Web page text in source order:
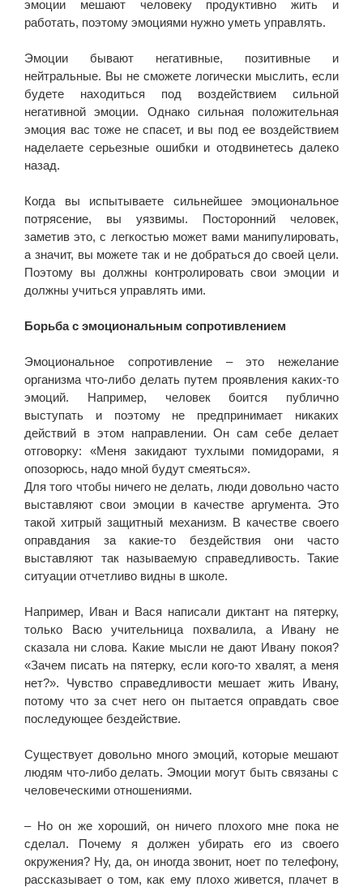
эмоции мешают человеку продуктивно жить и
работать, поэтому эмоциями нужно уметь управлять.
Эмоции бывают негативные, позитивные и
нейтральные. Вы не сможете логически мыслить, если
будете находиться под воздействием сильной
негативной эмоции. Однако сильная положительная
эмоция вас тоже не спасет, и вы под ее воздействием
наделаете серьезные ошибки и отодвинетесь далеко
назад.
Когда вы испытываете сильнейшее эмоциональное
потрясение, вы уязвимы. Посторонний человек,
заметив это, с легкостью может вами манипулировать,
а значит, вы можете так и не добраться до своей цели.
Поэтому вы должны контролировать свои эмоции и
должны учиться управлять ими.
Борьба с эмоциональным сопротивлением
Эмоциональное сопротивление – это нежелание
организма что-либо делать путем проявления каких-то
эмоций. Например, человек боится публично
выступать и поэтому не предпринимает никаких
действий в этом направлении. Он сам себе делает
отговорку: «Меня закидают тухлыми помидорами, я
опозорюсь, надо мной будут смеяться».
Для того чтобы ничего не делать, люди довольно часто
выставляют свои эмоции в качестве аргумента. Это
такой хитрый защитный механизм. В качестве своего
оправдания за какие-то бездействия они часто
выставляют так называемую справедливость. Такие
ситуации отчетливо видны в школе.
Например, Иван и Вася написали диктант на пятерку,
только Васю учительница похвалила, а Ивану не
сказала ни слова. Какие мысли не дают Ивану покоя?
«Зачем писать на пятерку, если кого-то хвалят, а меня
нет?». Чувство справедливости мешает жить Ивану,
потому что за счет него он пытается оправдать свое
последующее бездействие.
Существует довольно много эмоций, которые мешают
людям что-либо делать. Эмоции могут быть связаны с
человеческими отношениями.
– Но он же хороший, он ничего плохого мне пока не
сделал. Почему я должен убирать его из своего
окружения? Ну, да, он иногда звонит, ноет по телефону,
рассказывает о том, как ему плохо живется, плачет в